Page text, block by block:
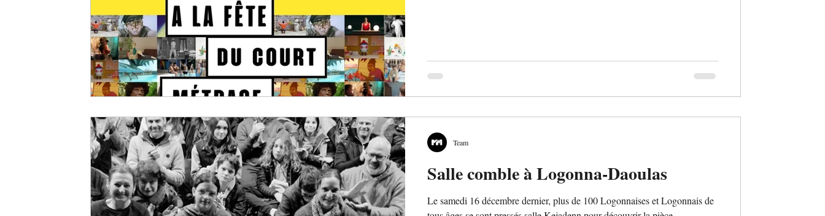
Salle comble à Logonna-Daoulas
Le samedi 16 décembre dernier, plus de 100 Logonnaises et Logonnais de
Team